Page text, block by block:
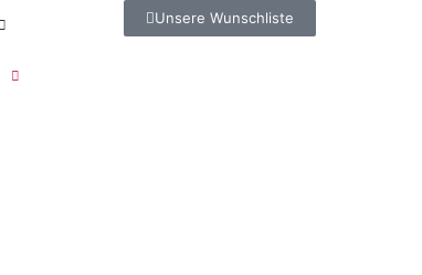
Unsere Wunschliste